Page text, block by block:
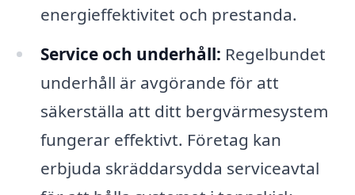
energieffektivitet och prestanda.
Service och underhåll: Regelbundet
underhåll är avgörande för att
säkerställa att ditt bergvärmesystem
fungerar effektivt. Företag kan
erbjuda skräddarsydda serviceavtal